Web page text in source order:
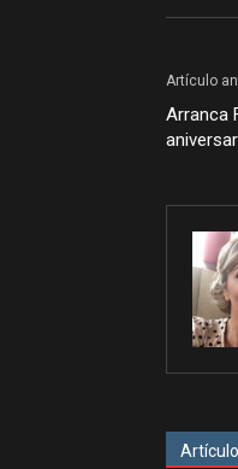
Artículo
Arranca